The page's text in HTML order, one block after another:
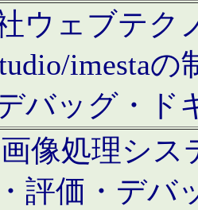
ウェブテク
imesta
バッグ・ド
像処理シ
評価・デバ